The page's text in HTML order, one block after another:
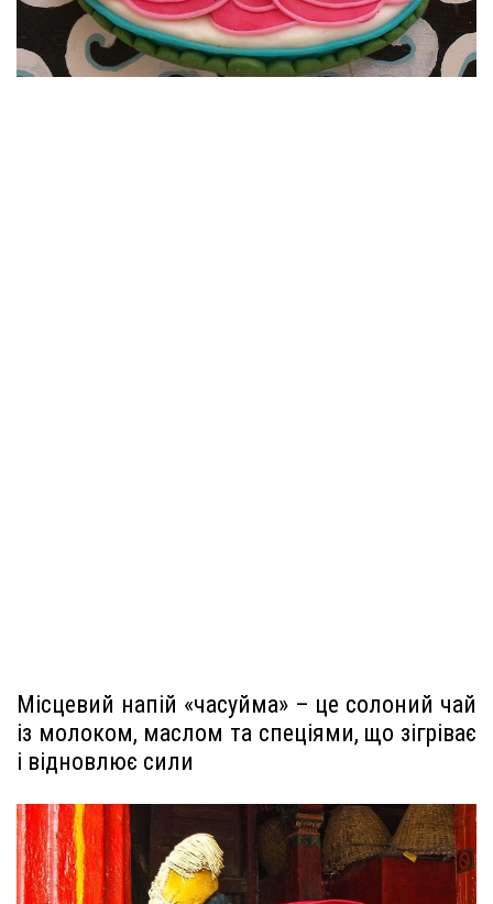
Місцевий напій «часуйма» – це солоний чай
із молоком, маслом та спеціями, що зігріває
і відновлює сили